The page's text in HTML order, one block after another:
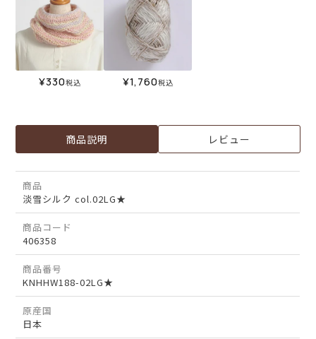
¥330税込 ¥1,760税込
商品説明 レビュー
商品
淡雪シルク col.02LG★
商品コード
406358
商品番号
KNHHW188-02LG★
原産国
日本